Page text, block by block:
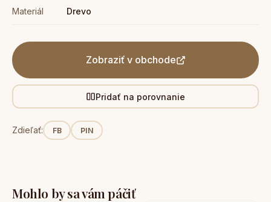
Materiál Drevo
Zobraziť v obchode
Pridať na porovnanie
Zdieľať: FB PIN
Mohlo by sa vám páčiť